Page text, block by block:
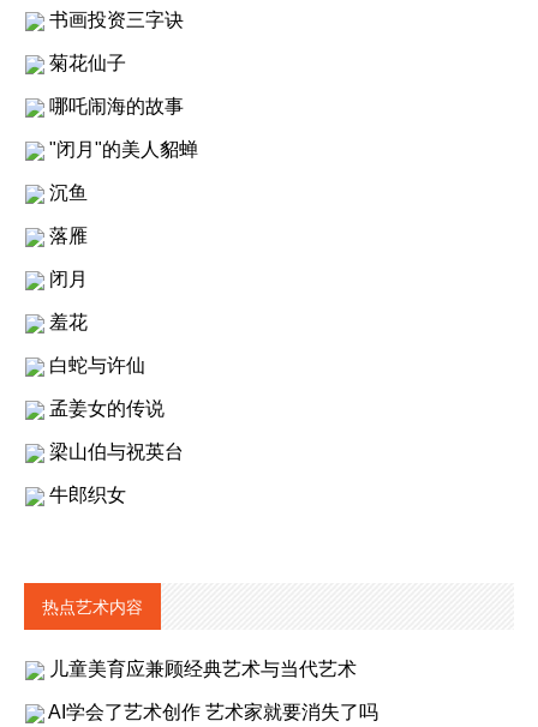
书画投资三字诀
菊花仙子
哪吒闹海的故事
"闭月"的美人貂蝉
沉鱼
落雁
闭月
羞花
白蛇与许仙
孟姜女的传说
梁山伯与祝英台
牛郎织女
热点艺术内容
儿童美育应兼顾经典艺术与当代艺术
AI学会了艺术创作 艺术家就要消失了吗